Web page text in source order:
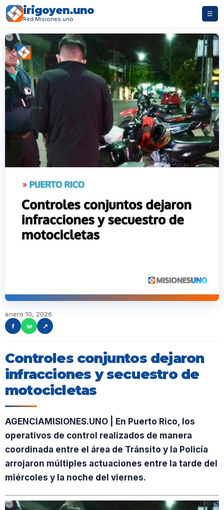
irigoyen.uno
Red Misiones.uno
☰
enero 10, 2026
f
w ↗
Controles conjuntos dejaron
infracciones y secuestro de
motocicletas
AGENCIAMISIONES.UNO | En Puerto Rico, los
operativos de control realizados de manera
coordinada entre el área de Tránsito y la Policía
arrojaron múltiples actuaciones entre la tarde del
miércoles y la noche del viernes.